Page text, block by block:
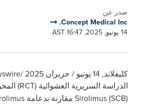
صدر عن
Concept Medical Inc.
14 يونيو, 2025, 16:47 AST
كليفلاند,14 يونيو / حزيران 2025 /PRNewswire/ --
الدراسة السريرية العشوائية (RCT
)
Sirolimus (SCB) مقارنة بدعامة